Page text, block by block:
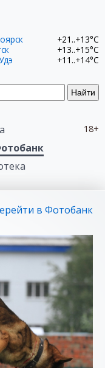
Найти
+21..+13°C
+13..+15°C
+11..+14°C
18+
в Фотобанк